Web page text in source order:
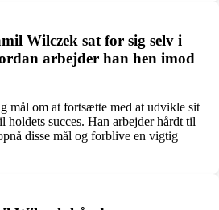
Wilczek sat for sig selv i
arbejder han hen imod
mål om at fortsætte med at udvikle sit
holdets succes. Han arbejder hårdt til
disse mål og forblive en vigtig